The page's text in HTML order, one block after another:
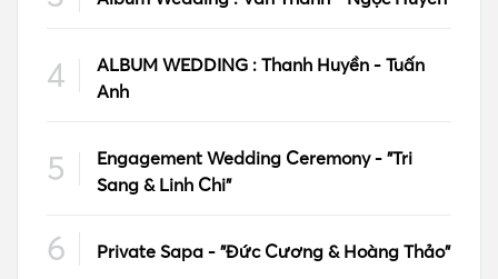
ALBUM WEDDING : Thanh Huyền - Tuấn
Anh
Engagement Wedding Ceremony - "Tri
Sang & Linh Chi"
Private Sapa - "Đức Cương & Hoàng Thảo"